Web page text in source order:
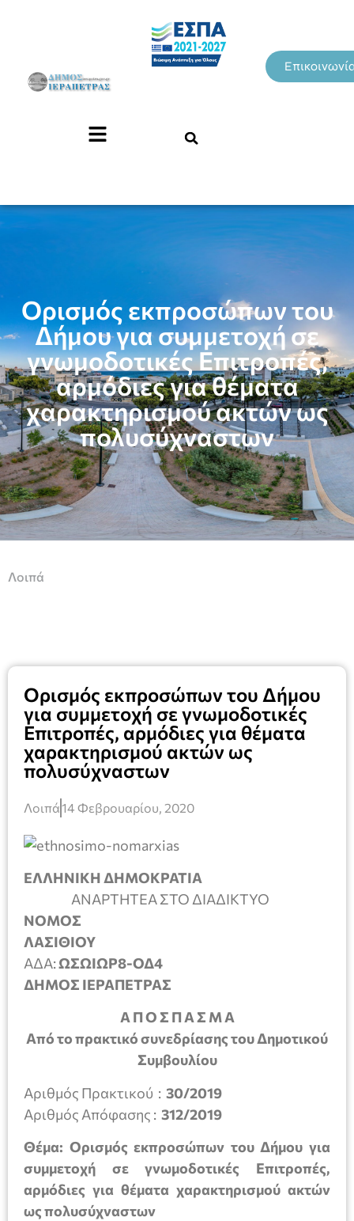
Ορισμός εκπροσώπων του
Δήμου για συμμετοχή σε
γνωμοδοτικές Επιτροπές,
αρμόδιες για θέματα
χαρακτηρισμού ακτών ως
πολυσύχναστων
Λοιπά
Ορισμός εκπροσώπων του Δήμου
για συμμετοχή σε γνωμοδοτικές
Επιτροπές, αρμόδιες για θέματα
χαρακτηρισμού ακτών ως
πολυσύχναστων
Λοιπά14 Φεβρουαρίου, 2020
ΕΛΛΗΝΙΚΗ ΔΗΜΟΚΡΑΤΙΑ
ΑΝΑΡΤΗΤΕΑ ΣΤΟ ΔΙΑΔΙΚΤΥΟ
ΝΟΜΟΣ
ΛΑΣΙΘΙΟΥ
ΑΔΑ:ΩΣΩΙΩΡ8-ΟΔ4
ΔΗΜΟΣ ΙΕΡΑΠΕΤΡΑΣ
Α Π Ο Σ Π Α Σ Μ Α
Από το πρακτικό συνεδρίασης του Δημοτικού
Συμβουλίου
Αριθμός Πρακτικού : 30/2019
Αριθμός Απόφασης : 312/2019
Θέμα: Ορισμός εκπροσώπων του Δήμου για
συμμετοχή σε γνωμοδοτικές Επιτροπές,
αρμόδιες για θέματα χαρακτηρισμού ακτών
ως πολυσύχναστων